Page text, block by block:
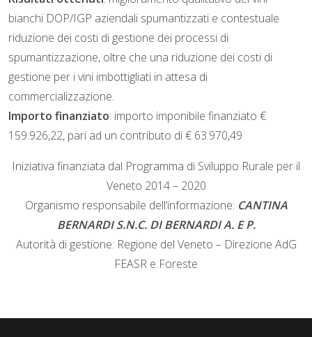
bianchi DOP/IGP aziendali spumantizzati e contestuale
riduzione dei costi di gestione dei processi di
spumantizzazione, oltre che una riduzione dei costi di
gestione per i vini imbottigliati in attesa di
commercializzazione.
Importo finanziato: importo imponibile finanziato €
159.926,22, pari ad un contributo di € 63.970,49
Iniziativa finanziata dal Programma di Sviluppo Rurale per il
Veneto 2014 – 2020
Organismo responsabile dell’informazione: CANTINA
BERNARDI S.N.C. DI BERNARDI A. E P.
Autorità di gestione: Regione del Veneto – Direzione AdG
FEASR e Foreste